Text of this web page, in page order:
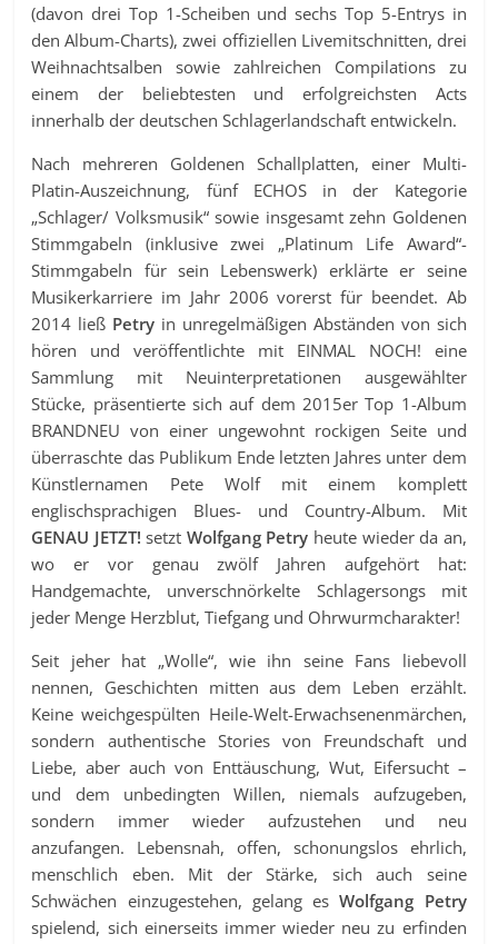
(davon drei Top 1-Scheiben und sechs Top 5-Entrys in
den Album-Charts), zwei offiziellen Livemitschnitten, drei
Weihnachtsalben sowie zahlreichen Compilations zu
einem der beliebtesten und erfolgreichsten Acts
innerhalb der deutschen Schlagerlandschaft entwickeln.
Nach mehreren Goldenen Schallplatten, einer Multi-
Platin-Auszeichnung, fünf ECHOS in der Kategorie
„Schlager/ Volksmusik“ sowie insgesamt zehn Goldenen
Stimmgabeln (inklusive zwei „Platinum Life Award“-
Stimmgabeln für sein Lebenswerk) erklärte er seine
Musikerkarriere im Jahr 2006 vorerst für beendet. Ab
2014 ließ Petry in unregelmäßigen Abständen von sich
hören und veröffentlichte mit EINMAL NOCH! eine
Sammlung mit Neuinterpretationen ausgewählter
Stücke, präsentierte sich auf dem 2015er Top 1-Album
BRANDNEU von einer ungewohnt rockigen Seite und
überraschte das Publikum Ende letzten Jahres unter dem
Künstlernamen Pete Wolf mit einem komplett
englischsprachigen Blues- und Country-Album. Mit
GENAU JETZT! setzt Wolfgang Petry heute wieder da an,
wo er vor genau zwölf Jahren aufgehört hat:
Handgemachte, unverschnörkelte Schlagersongs mit
jeder Menge Herzblut, Tiefgang und Ohrwurmcharakter!
Seit jeher hat „Wolle“, wie ihn seine Fans liebevoll
nennen, Geschichten mitten aus dem Leben erzählt.
Keine weichgespülten Heile-Welt-Erwachsenenmärchen,
sondern authentische Stories von Freundschaft und
Liebe, aber auch von Enttäuschung, Wut, Eifersucht –
und dem unbedingten Willen, niemals aufzugeben,
sondern immer wieder aufzustehen und neu
anzufangen. Lebensnah, offen, schonungslos ehrlich,
menschlich eben. Mit der Stärke, sich auch seine
Schwächen einzugestehen, gelang esWolfgang Petry
spielend, sich einerseits immer wieder neu zu erfinden